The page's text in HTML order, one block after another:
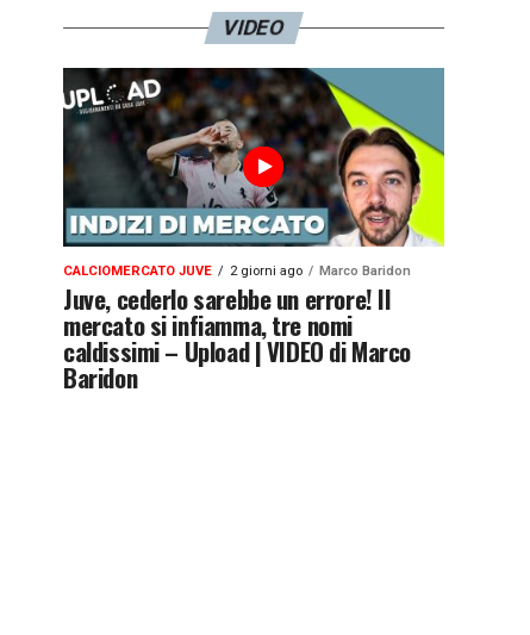
VIDEO
CALCIOMERCATO JUVE 2 giorni ago Marco Baridon
Juve, cederlo sarebbe un errore! Il
mercato si infiamma, tre nomi
caldissimi – Upload | VIDEO di Marco
Baridon